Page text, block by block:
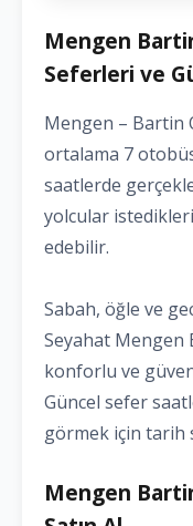
Mengen
Seferleri ve
Mengen – Bartin
ortalama 7
saatlerde
yolcular
edebilir.
Sabah, öğle ve
Seyahat
konforlu ve
Güncel sefer
görmek için tarih
Mengen